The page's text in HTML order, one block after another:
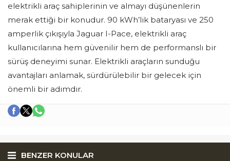
elektrikli araç sahiplerinin ve almayı düşünenlerin
merak ettiği bir konudur. 90 kWh’lik bataryası ve 250
amperlik çıkışıyla Jaguar I-Pace, elektrikli araç
kullanıcılarına hem güvenilir hem de performanslı bir
sürüş deneyimi sunar. Elektrikli araçların sunduğu
avantajları anlamak, sürdürülebilir bir gelecek için
önemli bir adımdır.
BENZER KONULAR